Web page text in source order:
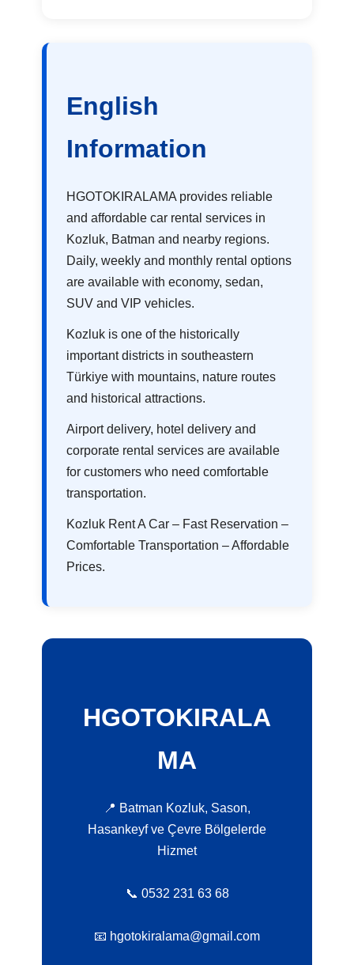
English
Information
HGOTOKIRALAMA provides reliable
and affordable car rental services in
Kozluk, Batman and nearby regions.
Daily, weekly and monthly rental options
are available with economy, sedan,
SUV and VIP vehicles.
Kozluk is one of the historically
important districts in southeastern
Türkiye with mountains, nature routes
and historical attractions.
Airport delivery, hotel delivery and
corporate rental services are available
for customers who need comfortable
transportation.
Kozluk Rent A Car – Fast Reservation –
Comfortable Transportation – Affordable
Prices.
HGOTOKIRALA
MA
📍 Batman Kozluk, Sason,
Hasankeyf ve Çevre Bölgelerde
Hizmet
📞 0532 231 63 68
📧 hgotokiralama@gmail.com